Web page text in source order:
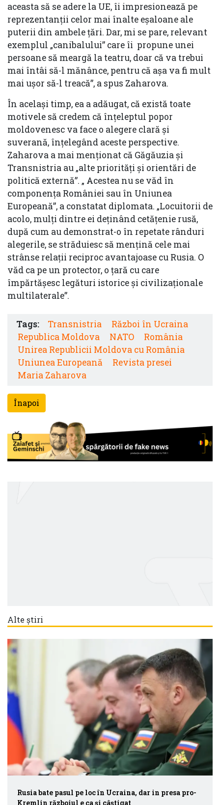
aceasta să se adere la UE, îi impresionează pe
reprezentanţii celor mai înalte eşaloane ale
puterii din ambele ţări. Dar, mi se pare, relevant
exemplul „canibalului” care îi propune unei
persoane să meargă la teatru, doar că va trebui
mai întâi să-l mănânce, pentru că aşa va fi mult
mai uşor să-l treacă”, a spus Zaharova.
În acelaşi timp, ea a adăugat, că există toate
motivele să credem că înţeleptul popor
moldovenesc va face o alegere clară şi
suverană, înţelegând aceste perspective.
Zaharova a mai menționat că Găgăuzia şi
Transnistria au „alte priorităţi şi orientări de
politică externă”. „ Acestea nu se văd în
componenţa României sau în Uniunea
Europeană”, a constatat diplomata. „Locuitorii de
acolo, mulţi dintre ei deţinând cetăţenie rusă,
după cum au demonstrat-o în repetate rânduri
alegerile, se străduiesc să menţină cele mai
strânse relaţii reciproc avantajoase cu Rusia. O
văd ca pe un protector, o ţară cu care
împărtăşesc legături istorice şi civilizaţionale
multilaterale”.
Tags: Transnistria
Război în Ucraina
Republica Moldova
NATO
România
Unirea Republicii Moldova cu România
Uniunea Europeană
Revista presei
Maria Zaharova
Înapoi
Alte știri
Rusia bate pasul pe loc în Ucraina, dar in presa pro-
Kremlin războiul e ca și câștigat